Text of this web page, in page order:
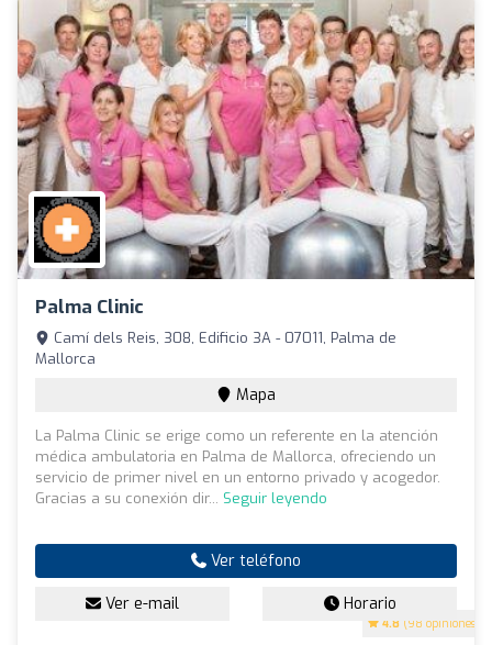
Palma Clinic
4.8 (98 opiniones)
Camí dels Reis, 308, Edificio 3A - 07011, Palma de
Mallorca
Mapa
La Palma Clinic se erige como un referente en la atención
médica ambulatoria en Palma de Mallorca, ofreciendo un
servicio de primer nivel en un entorno privado y acogedor.
Gracias a su conexión dir... Seguir leyendo
Ver teléfono
Ver e-mail Horario